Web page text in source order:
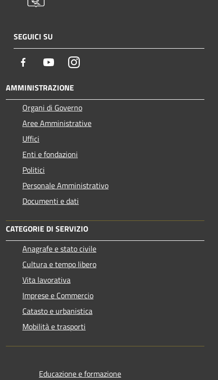
SEGUICI SU
Facebook YoutubeInstagram
AMMINISTRAZIONE
Organi di Governo
Aree Amministrative
Uffici
Enti e fondazioni
Politici
Personale Amministrativo
Documenti e dati
CATEGORIE DI SERVIZIO
Anagrafe e stato civile
Cultura e tempo libero
Vita lavorativa
Imprese e Commercio
Catasto e urbanistica
Mobilità e trasporti
Educazione e formazione